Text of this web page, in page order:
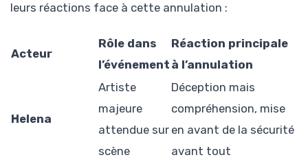
leurs réactions face à cette annulation :
Acteur
Rôle dans
l’événement
Réaction principale
à l’annulation
Helena
Artiste
majeure
attendue sur
scène
Déception mais
compréhension, mise
en avant de la sécurité
avant tout